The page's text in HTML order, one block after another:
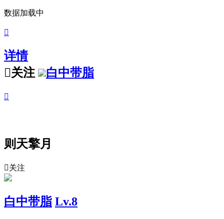
数据加载中

详情
关注 白中带脂

则天擎月
关注
白中带脂 Lv.8